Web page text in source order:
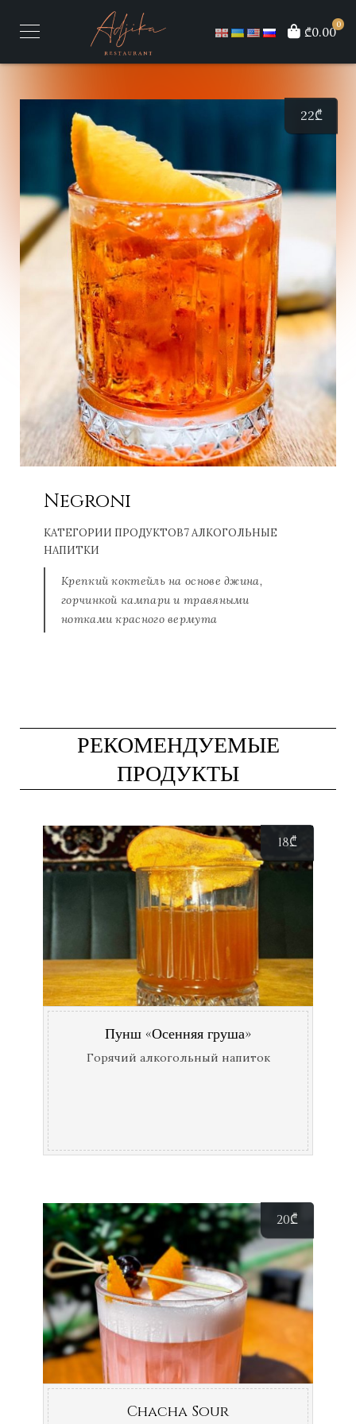
0
₾0.00
Negroni
КАТЕГОРИИ ПРОДУКТОВ7 АЛКОГОЛЬНЫЕ
НАПИТКИ
Крепкий коктейль на основе джина,
горчинкой кампари и травяными
нотками красного вермута
22₾
РЕКОМЕНДУЕМЫЕ
ПРОДУКТЫ
18₾
Пунш «Осенняя груша»
Горячий алкогольный напиток
20₾
Chacha Sour